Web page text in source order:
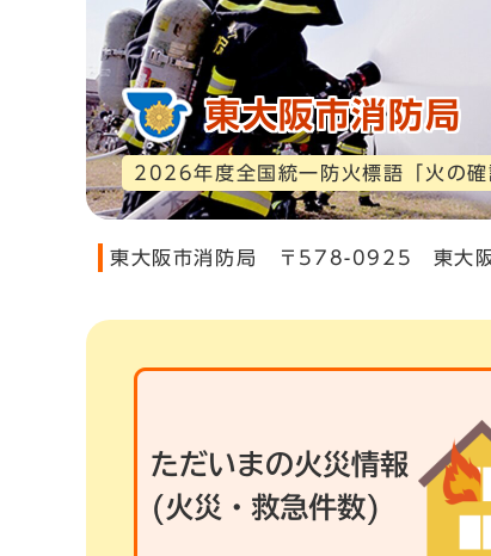
東大阪市消防局
2026年度全国統一防火標語「火の
東大阪市消防局 〒578-0925 東大